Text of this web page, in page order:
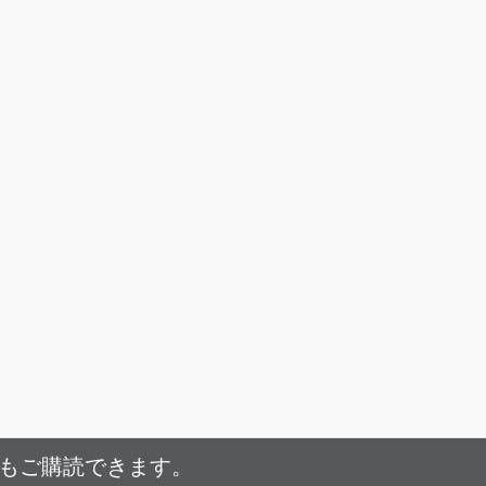
ご購読できます。